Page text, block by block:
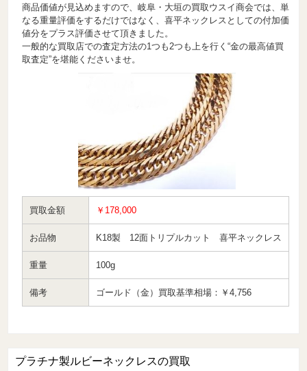
商品価値が見込めますので、岐阜・大垣の買取ウスイ商会では、単
なる重量評価をするだけではなく、喜平ネックレスとしての付加価
値分をプラス評価させて頂きました。
一般的な買取店での査定方法の1つも2つも上を行く“金の最高値買
取査定”を堪能くださいませ。
買取金額 ￥178,000
お品物 K18製 12面トリプルカット 喜平ネックレス
重量 100g
備考 ゴールド（金）買取基準相場：￥4,756
プラチナ製ルビーネックレスの買取